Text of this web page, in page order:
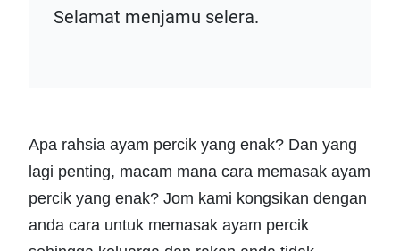
Selamat menjamu selera.
Apa rahsia ayam percik yang enak? Dan yang
lagi penting, macam mana cara memasak ayam
percik yang enak? Jom kami kongsikan dengan
anda cara untuk memasak ayam percik